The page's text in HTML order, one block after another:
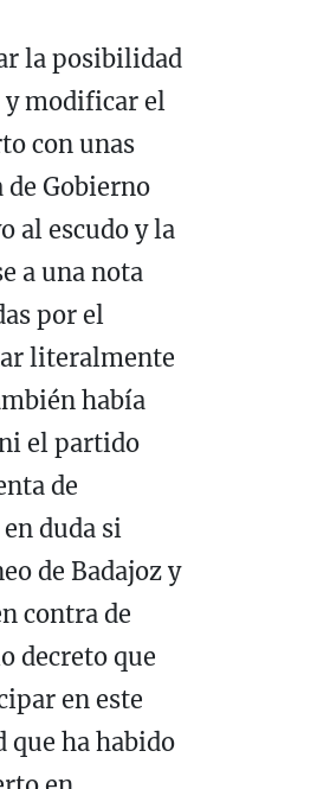
la posibilidad
y modificar el
con unas
Gobierno
al escudo y la
a una nota
por el
literalmente
había
el partido
de
duda si
de Badajoz y
contra de
decreto que
en este
que ha habido